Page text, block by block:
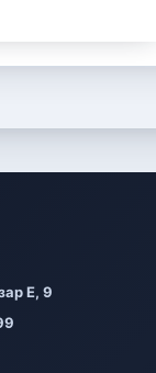
Е, 9